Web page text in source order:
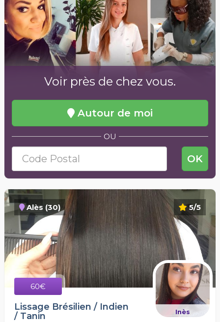
Voir près de chez vous.
Autour de moi
OU
OK
5/5
Alès (30)
60€
Inès
Lissage Brésilien / Indien
/ Tanin